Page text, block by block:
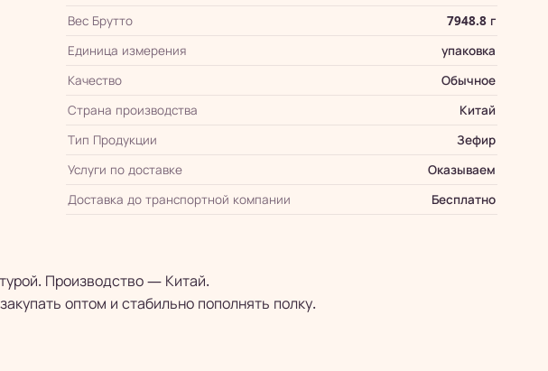
Вес Брутто
7948.8 г
Единица измерения
упаковка
Качество
Обычное
Страна производства
Китай
Тип Продукции
Зефир
Услуги по доставке
Оказываем
Доставка до транспортной компании
Бесплатно
Производство — Китай.
оптом и стабильно пополнять полку.